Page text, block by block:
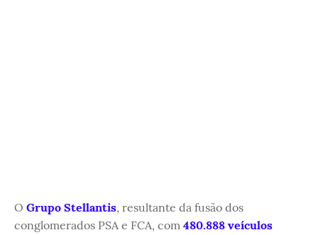
O Grupo Stellantis, resultante da fusão dos
conglomerados PSA e FCA, com 480.888 veículos